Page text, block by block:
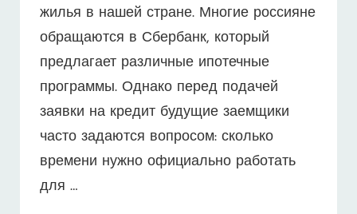
жилья в нашей стране. Многие россияне
обращаются в Сбербанк, который
предлагает различные ипотечные
программы. Однако перед подачей
заявки на кредит будущие заемщики
часто задаются вопросом: сколько
времени нужно официально работать
для …